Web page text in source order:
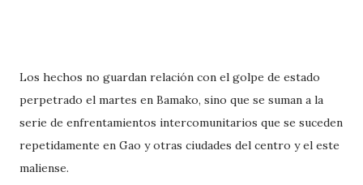
Los hechos no guardan relación con el golpe de estado
perpetrado el martes en Bamako, sino que se suman a la
serie de enfrentamientos intercomunitarios que se suceden
repetidamente en Gao y otras ciudades del centro y el este
maliense.